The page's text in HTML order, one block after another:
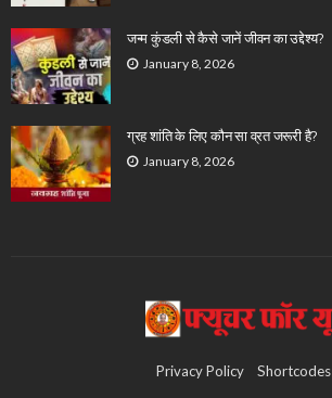
जन्म कुंडली से कैसे जानें जीवन का उद्देश्य?
January 8, 2026
ग्रह शांति के लिए कौन सा व्रत जरूरी है?
January 8, 2026
Privacy Policy Shortcodes